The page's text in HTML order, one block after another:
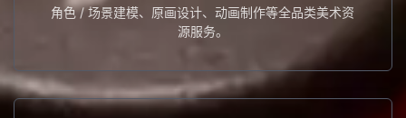
角色 / 场景建模、原画设计、动画制作等全品类美术资
源服务。